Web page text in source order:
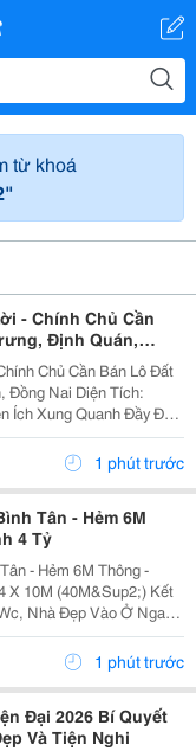
từ khoá
- Chính Chủ Cần
Định Quán,
Chủ Cần Bán Lô Đất
Đồng Nai Diện Tích:
Vực Dân Cư Thân Thiện
Tiện Đi...
1 phút trước
Tân - Hẻm 6M
4 Tỷ
- Hẻm 6M Thông -
10M (40M&Sup2;) Kết
Nhà Đẹp Vào Ở Ngay.
Sát Mặt Tiền. Vị Trí
Phan...
1 phút trước
Đại 2026 Bí Quyết
Và Tiện Nghi